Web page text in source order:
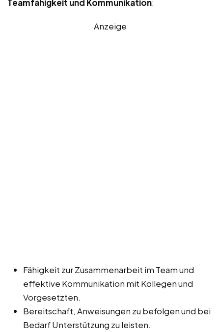
Teamfähigkeit und Kommunikation:
Anzeige
Fähigkeit zur Zusammenarbeit im Team und
effektive Kommunikation mit Kollegen und
Vorgesetzten.
Bereitschaft, Anweisungen zu befolgen und bei
Bedarf Unterstützung zu leisten.